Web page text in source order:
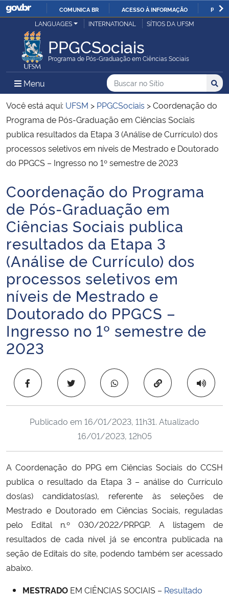
IR
O
COMUNICA BR ACESSO À INFORMAÇÃO
Ministério da Justiça e Segurança Pública
Ministério da Defesa
Ministério das Relações Exteriores
Ministério da Economia
Ministério da Infraestrutura
Ministério da Educação
Ministério da Cidadania
Ministério da Saúde
Ministério de Minas e Energia
Ministério da Ciência, Tecnologia, Inovações e Comunicações
Ministério do Meio Ambiente
Ministério do Turismo
Secretaria-Geral
Secretaria de Governo
Gabinete de Segurança Institucional
Advocacia-Geral da União
Banco Central do Brasil
LANGUAGES INTERNATIONAL SÍTIOS DA UFSM
PPGCSociais
Programa de Pós-Graduação em Ciências Sociais
Menu Menu Principal do Sítio
Busca
Buscar no no Sítio
Busca:
Você está aqui: UFSM > PPGCSociais >Coordenação do
Programa de Pós-Graduação em Ciências Sociais
publica resultados da Etapa 3 (Análise de Currículo) dos
processos seletivos em níveis de Mestrado e Doutorado
do PPGCS – Ingresso no 1º semestre de 2023
Início do conteúdo
Coordenação do Programa
de Pós-Graduação em
Ciências Sociais publica
resultados da Etapa 3
(Análise de Currículo) dos
processos seletivos em
níveis de Mestrado e
Doutorado do PPGCS –
Ingresso no 1º semestre de
2023
Copiar para área
Publicado em 16/01/2023, 11h31. Atualizado
16/01/2023, 12h05
A Coordenação do PPG em Ciências Sociais do CCSH
publica o resultado da Etapa 3 – análise do Currículo
dos(as) candidatos(as), referente às seleções de
Mestrado e Doutorado em Ciências Sociais, reguladas
pelo Edital n.º 030/2022/PRPGP. A listagem de
resultados de cada nível já se encontra publicada na
seção de Editais do site, podendo também ser acessado
abaixo.
MESTRADO EM CIÊNCIAS SOCIAIS – Resultado